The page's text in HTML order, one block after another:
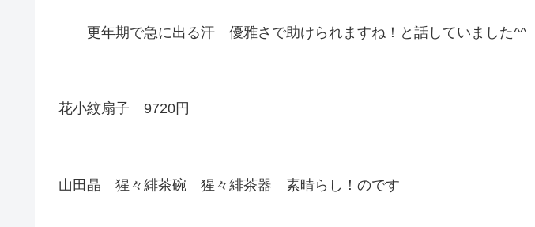
更年期で急に出る汗 優雅さで助けられますね！と話していました^^
花小紋扇子 9720円
山田晶 猩々緋茶碗 猩々緋茶器 素晴らし！のです